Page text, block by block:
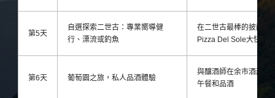
第5天
自選探索二世古：專業嚮導健
行、漂流或釣魚
在二世古最棒的披薩店
Pizza Del Sole大快朵頤
第6天 葡萄園之旅，私人品酒體驗
與釀酒師在余市酒莊享
午餐和品酒